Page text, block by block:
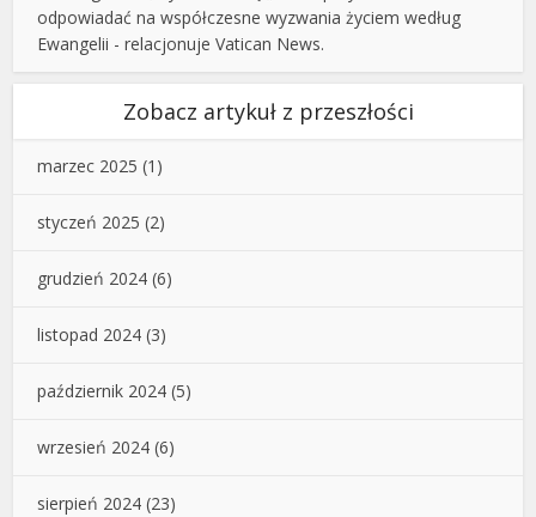
odpowiadać na współczesne wyzwania życiem według
Ewangelii - relacjonuje Vatican News.
Zobacz artykuł z przeszłości
marzec 2025 (1)
styczeń 2025 (2)
grudzień 2024 (6)
listopad 2024 (3)
październik 2024 (5)
wrzesień 2024 (6)
sierpień 2024 (23)